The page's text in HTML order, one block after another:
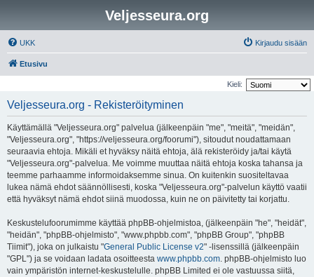
Veljesseura.org
UKK Kirjaudu sisään
Etusivu
Kieli:
Veljesseura.org - Rekisteröityminen
Käyttämällä "Veljesseura.org" palvelua (jälkeenpäin "me", "meitä", "meidän",
"Veljesseura.org", "https://veljesseura.org/foorumi"), sitoudut noudattamaan
seuraavia ehtoja. Mikäli et hyväksy näitä ehtoja, älä rekisteröidy ja/tai käytä
"Veljesseura.org"-palvelua. Me voimme muuttaa näitä ehtoja koska tahansa ja
teemme parhaamme informoidaksemme sinua. On kuitenkin suositeltavaa
lukea nämä ehdot säännöllisesti, koska "Veljesseura.org"-palvelun käyttö vaatii
että hyväksyt nämä ehdot siinä muodossa, kuin ne on päivitetty tai korjattu.
Keskustelufoorumimme käyttää phpBB-ohjelmistoa, (jälkeenpäin "he", "heidät",
"heidän", "phpBB-ohjelmisto", "www.phpbb.com", "phpBB Group", "phpBB
Tiimit"), joka on julkaistu "General Public License v2" -lisenssillä (jälkeenpäin
"GPL") ja se voidaan ladata osoitteesta www.phpbb.com. phpBB-ohjelmisto luo
vain ympäristön internet-keskustelulle. phpBB Limited ei ole vastuussa siitä,